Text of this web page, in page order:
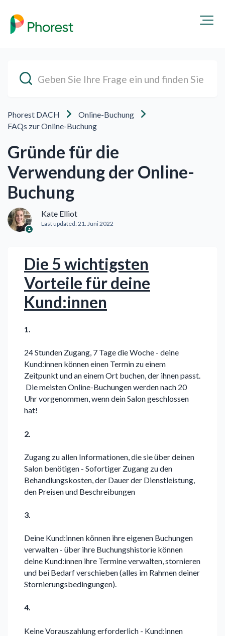
Phorest DACH
Online-Buchung
FAQs zur Online-Buchung
Gründe für die
Verwendung der Online-
Buchung
Kate Elliot
Last updated:21. Juni 2022
Die 5 wichtigsten
Vorteile für deine
Kund:innen
1.
24 Stunden Zugang, 7 Tage die Woche - deine
Kund:innen können einen Termin zu einem
Zeitpunkt und an einem Ort buchen, der ihnen passt.
Die meisten Online-Buchungen werden nach 20
Uhr vorgenommen, wenn dein Salon geschlossen
hat!
2.
Zugang zu allen Informationen, die sie über deinen
Salon benötigen - Sofortiger Zugang zu den
Behandlungskosten, der Dauer der Dienstleistung,
den Preisen und Beschreibungen
3.
Deine Kund:innen können ihre eigenen Buchungen
verwalten - über ihre Buchungshistorie können
deine Kund:innen ihre Termine verwalten, stornieren
und bei Bedarf verschieben (alles im Rahmen deiner
Stornierungsbedingungen).
4.
Keine Vorauszahlung erforderlich - Kund:innen